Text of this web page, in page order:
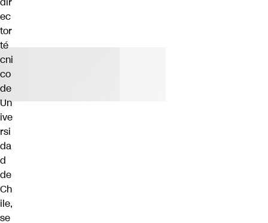
ec
tor
té
cni
co
de
Un
ive
rsi
da
d
de
Ch
ile,
se